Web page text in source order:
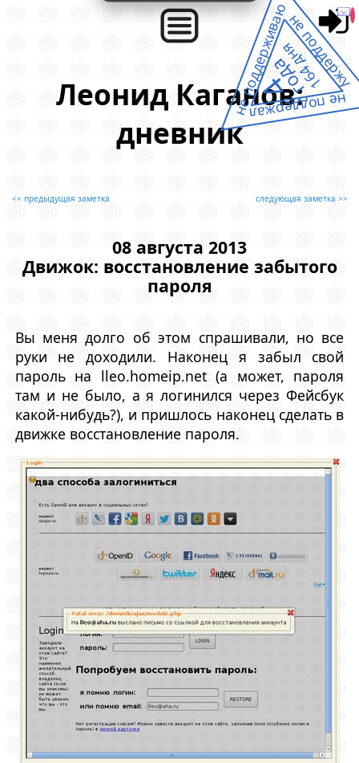
Леонид Каганов:
дневник
<< предыдущая заметка следующая заметка >>
08 августа 2013
Движок: восстановление забытого
пароля
Вы меня долго об этом спрашивали, но все
руки не доходили. Наконец я забыл свой
пароль на lleo.homeip.net (а может, пароля
там и не было, а я логинился через Фейсбук
какой-нибудь?), и пришлось наконец сделать в
движке восстановление пароля.
не поддержал
не поддерживаюне поддержу
4
года
164 дня